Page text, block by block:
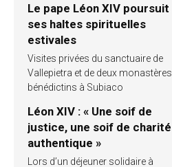
Le pape Léon XIV poursuit
ses haltes spirituelles
estivales
Visites privées du sanctuaire de
Vallepietra et de deux monastères
bénédictins à Subiaco
Léon XIV : « Une soif de
justice, une soif de charité
authentique »
Lors d’un déjeuner solidaire à